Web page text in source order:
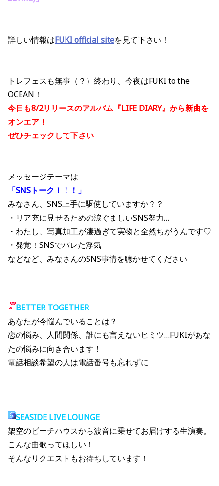
詳しい情報はFUKI official siteを見て下さい！
トレフェスも無事（？）終わり、今夜はFUKI to the
OCEAN！
今日も8/2リリースのアルバム『LIFE DIARY』から新曲を
オンエア！
ぜひチェックして下さい
メッセージテーマは
「SNSトーク！！！」
みなさん、SNS上手に駆使していますか？？
・リア充に見せるための涙ぐましいSNS努力…
・わたし、写真加工が凄過ぎて実物と全然ちがうんです♡
・発覚！SNSでバレた浮気
などなど、みなさんのSNS事情を聴かせてください
BETTER TOGETHER
あなたが今悩んでいることは？
恋の悩み、人間関係、誰にも言えないヒミツ…FUKIがあな
たの悩みに向き合います！
電話相談希望の人は電話番号も忘れずに
SEASIDE LIVE LOUNGE
架空のビーチハウスから波音に乗せてお届けする生演奏。
こんな曲歌ってほしい！
そんなリクエストもお待ちしています！